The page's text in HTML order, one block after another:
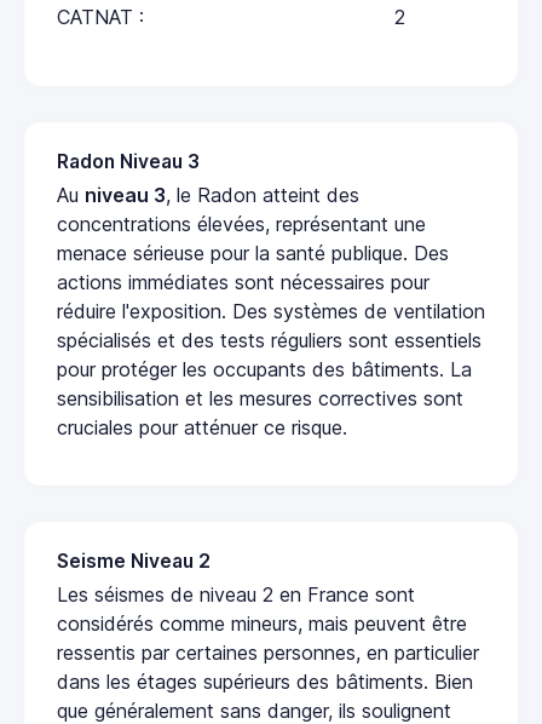
CATNAT : 2
Radon Niveau 3
Au niveau 3, le Radon atteint des
concentrations élevées, représentant une
menace sérieuse pour la santé publique. Des
actions immédiates sont nécessaires pour
réduire l'exposition. Des systèmes de ventilation
spécialisés et des tests réguliers sont essentiels
pour protéger les occupants des bâtiments. La
sensibilisation et les mesures correctives sont
cruciales pour atténuer ce risque.
Seisme Niveau 2
Les séismes de niveau 2 en France sont
considérés comme mineurs, mais peuvent être
ressentis par certaines personnes, en particulier
dans les étages supérieurs des bâtiments. Bien
que généralement sans danger, ils soulignent